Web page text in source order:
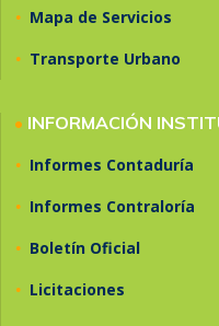
• Mapa de Servicios
• Transporte Urbano
• INFORMACIÓN
• Informes Contaduría
• Informes Contraloría
• Boletín Oficial
• Licitaciones